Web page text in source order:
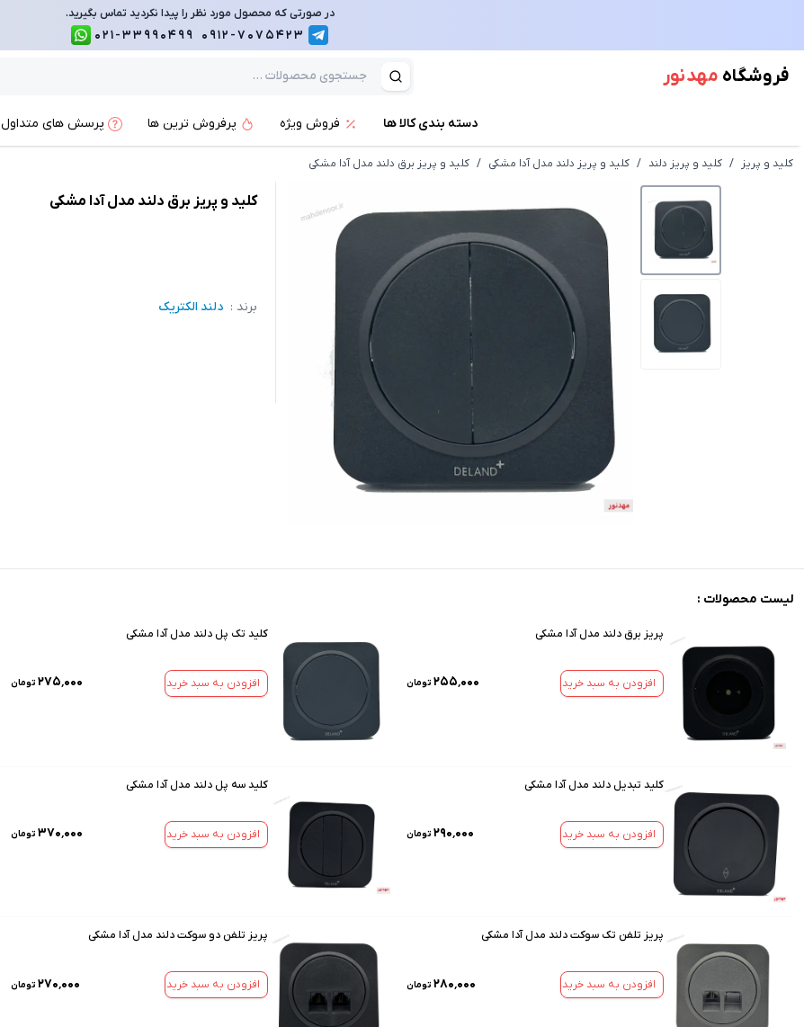
در صورتی که محصول مورد نظر را پیدا نکردید تماس بگیرید.
0912-7075423
021-33990499
فروشگاه مهد نور
دسته بندی کالا ها فروش ویژه پرفروش ترین ها پرسش های متداول
کلید و پریز / کلید و پریز دلند / کلید و پریز دلند مدل آدا مشکی / کلید و پریز برق دلند مدل آدا مشکی
کلید و پریز برق دلند مدل آدا مشکی
برند : دلند الکتریک
لیست محصولات :
پریز برق دلند مدل آدا مشکی
افزودن به سبد خرید ۲۵۵٬۰۰۰ تومان
کلید تک پل دلند مدل آدا مشکی
افزودن به سبد خرید ۲۷۵٬۰۰۰ تومان
کلید تبدیل دلند مدل آدا مشکی
افزودن به سبد خرید ۲۹۰٬۰۰۰ تومان
کلید سه پل دلند مدل آدا مشکی
افزودن به سبد خرید ۳۷۰٬۰۰۰ تومان
پریز تلفن تک سوکت دلند مدل آدا مشکی
افزودن به سبد خرید ۲۸۰٬۰۰۰ تومان
پریز تلفن دو سوکت دلند مدل آدا مشکی
افزودن به سبد خرید ۲۷۰٬۰۰۰ تومان